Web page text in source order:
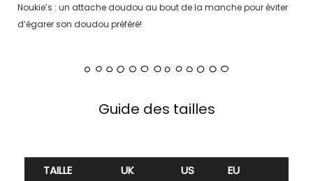
Noukie’s : un attache doudou au bout de la manche pour éviter
d’égarer son doudou préféré!
Guide des tailles
TAILLE UK US
EU